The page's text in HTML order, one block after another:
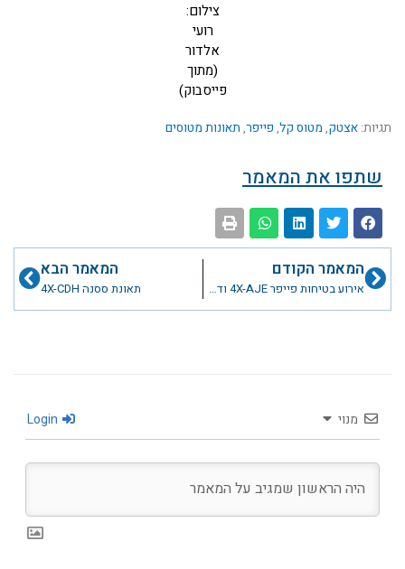
צילום:
רועי
אלדור
(מתוך
פייסבוק)
תגיות: אצטק, מטוס קל, פייפר, תאונות מטוסים
שתפו את המאמר
קודםהמאמר הקודם
אירוע בטיחות פייפר 4X-AJE ודאון
המאמר הבא
תאונת ססנה 4X-CDH
הבא
מנוי